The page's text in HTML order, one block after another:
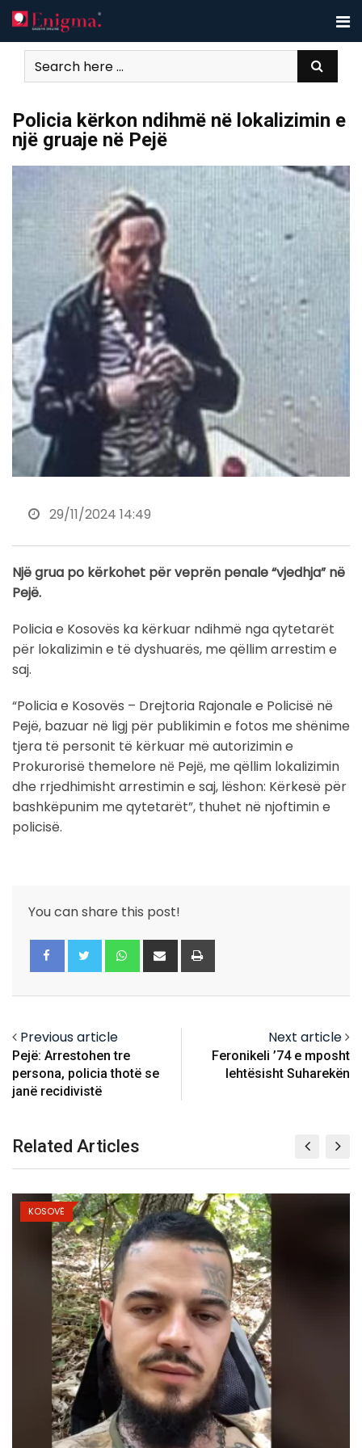
Skip
to
content
Policia kërkon ndihmë në lokalizimin e
një gruaje në Pejë
29/11/2024 14:49
Një grua po kërkohet për veprën penale “vjedhja” në
Pejë.
Policia e Kosovës ka kërkuar ndihmë nga qytetarët
për lokalizimin e të dyshuarës, me qëllim arrestim e
saj.
“Policia e Kosovës – Drejtoria Rajonale e Policisë në
Pejë, bazuar në ligj për publikimin e fotos me shënime
tjera të personit të kërkuar më autorizimin e
Prokurorisë themelore nё Pejё, me qëllim lokalizimin
dhe rrjedhimisht arrestimin e saj, lëshon: Kërkesë për
bashkëpunim me qytetarët”, thuhet në njoftimin e
policisë.
You can share this post!
Whatsapp
Share
via
Previous article
Pejë: Arrestohen tre
persona, policia thotë se
janё recidivistë
Next article
Feronikeli ’74 e mposht
lehtësisht Suharekën
Related Articles
KOSOVË